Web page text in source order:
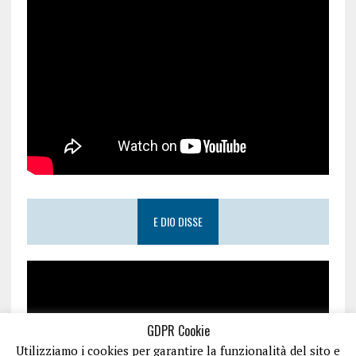
E DIO DISSE
GDPR Cookie
Utilizziamo i cookies per garantire la funzionalità del sito e